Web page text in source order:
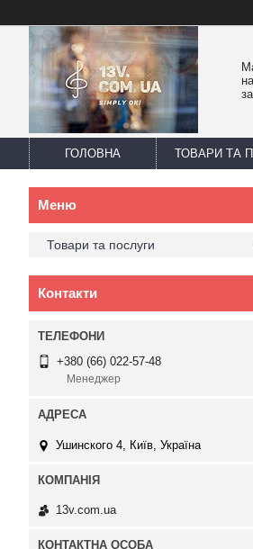
ГОЛОВНА ТОВАРИ ТА
Товари та послуги
Контакти
+380 (66) 022-57-48
Менеджер
Ушинского 4, Київ, Україна
13v.com.ua